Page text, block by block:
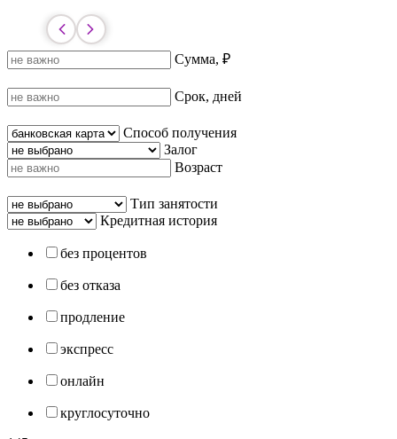
Сумма, ₽
Срок, дней
Способ получения
Залог
Возраст
Тип занятости
Кредитная история
без процентов
без отказа
продление
экспресс
онлайн
круглосуточно